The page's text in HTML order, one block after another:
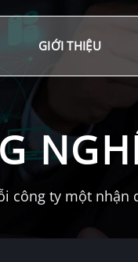
GIỚI THIỆU
công ty một nhận